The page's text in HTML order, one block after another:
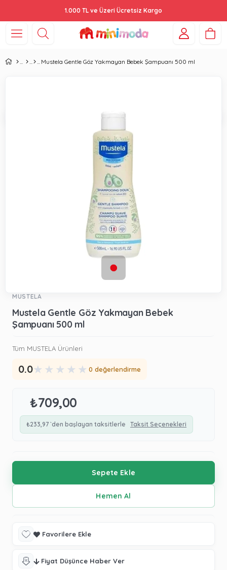
1.000 TL ve Üzeri Ücretsiz Kargo
Mustela Gentle Göz Yakmayan Bebek Şampuanı 500 ml
MUSTELA
Mustela Gentle Göz Yakmayan Bebek
Şampuanı 500 ml
Tüm MUSTELA Ürünleri
0.0★ ★ ★ ★ ★ 0 değerlendirme
₺709,00
₺233,97 `den başlayan taksitlerle Taksit Seçenekleri
Favorilere Ekle
Fiyat Düşünce Haber Ver